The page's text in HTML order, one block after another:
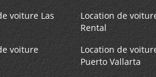
voiture Las
voiture
Location de
Rental
Location de
Puerto Vallarta